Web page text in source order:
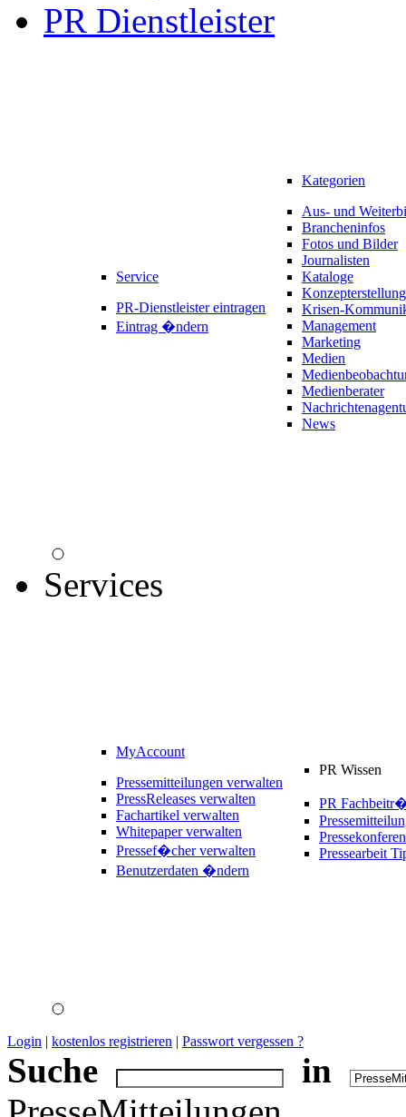
PR Dienstleister
Service
PR-Dienstleister eintragen
Eintrag �ndern
Kategorien
Aus- und
Brancheninfos
Fotos und Bilder
Journalisten
Kataloge
Konzepterstellung
Krisen-
Management
Marketing
Medien
Medienberater
News
Services
MyAccount
Pressemitteilungen verwalten
PressReleases verwalten
Fachartikel verwalten
Whitepaper verwalten
Pressef�cher verwalten
Benutzerdaten �ndern
PR Wissen
PR
Pressearbeit
Login | kostenlos registrieren | Passwort vergessen ?
Suche
in